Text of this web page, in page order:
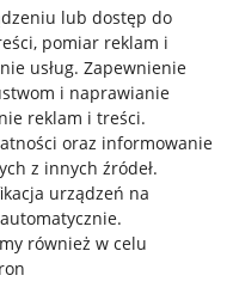
lub dostęp do
pomiar reklam i
usług. Zapewnienie
i naprawianie
reklam i treści.
oraz informowanie
z innych źródeł.
urządzeń na
.
również w celu